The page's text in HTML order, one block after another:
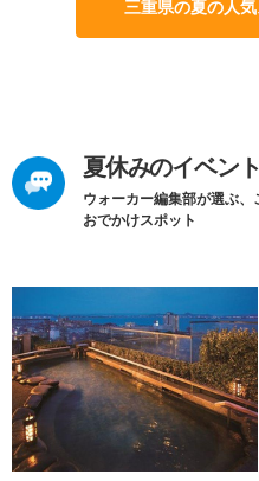
三重県の夏の人
夏休みのイベン
ウォーカー編集部が選ぶ、
おでかけスポット